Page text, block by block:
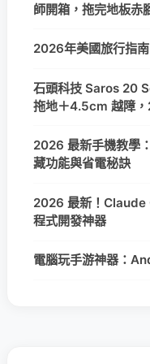
師開箱，拖完地板赤
2026年美國旅行指
石頭科技 Saros 20
拖地＋4.5cm 越障
2026 最新手機教學
藏功能與省電秘訣
2026 最新！Claude
程式開發神器
電腦玩手游神器：